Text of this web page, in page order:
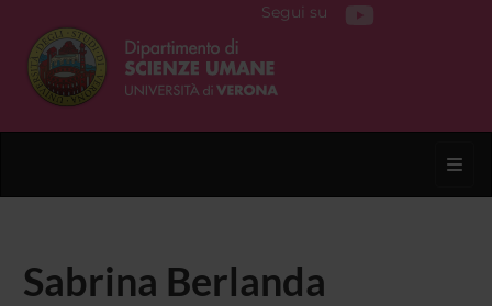
Segui su
Sabrina Berlanda